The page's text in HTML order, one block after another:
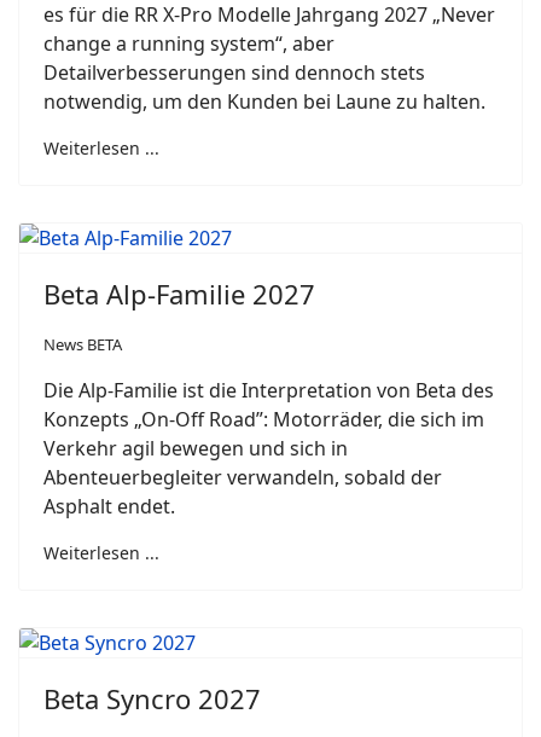
es für die RR X-Pro Modelle Jahrgang 2027 „Never
change a running system“, aber
Detailverbesserungen sind dennoch stets
notwendig, um den Kunden bei Laune zu halten.
Weiterlesen ...
Beta Alp-Familie 2027
News BETA
Die Alp-Familie ist die Interpretation von Beta des
Konzepts „On-Off Road”: Motorräder, die sich im
Verkehr agil bewegen und sich in
Abenteuerbegleiter verwandeln, sobald der
Asphalt endet.
Weiterlesen ...
Beta Syncro 2027